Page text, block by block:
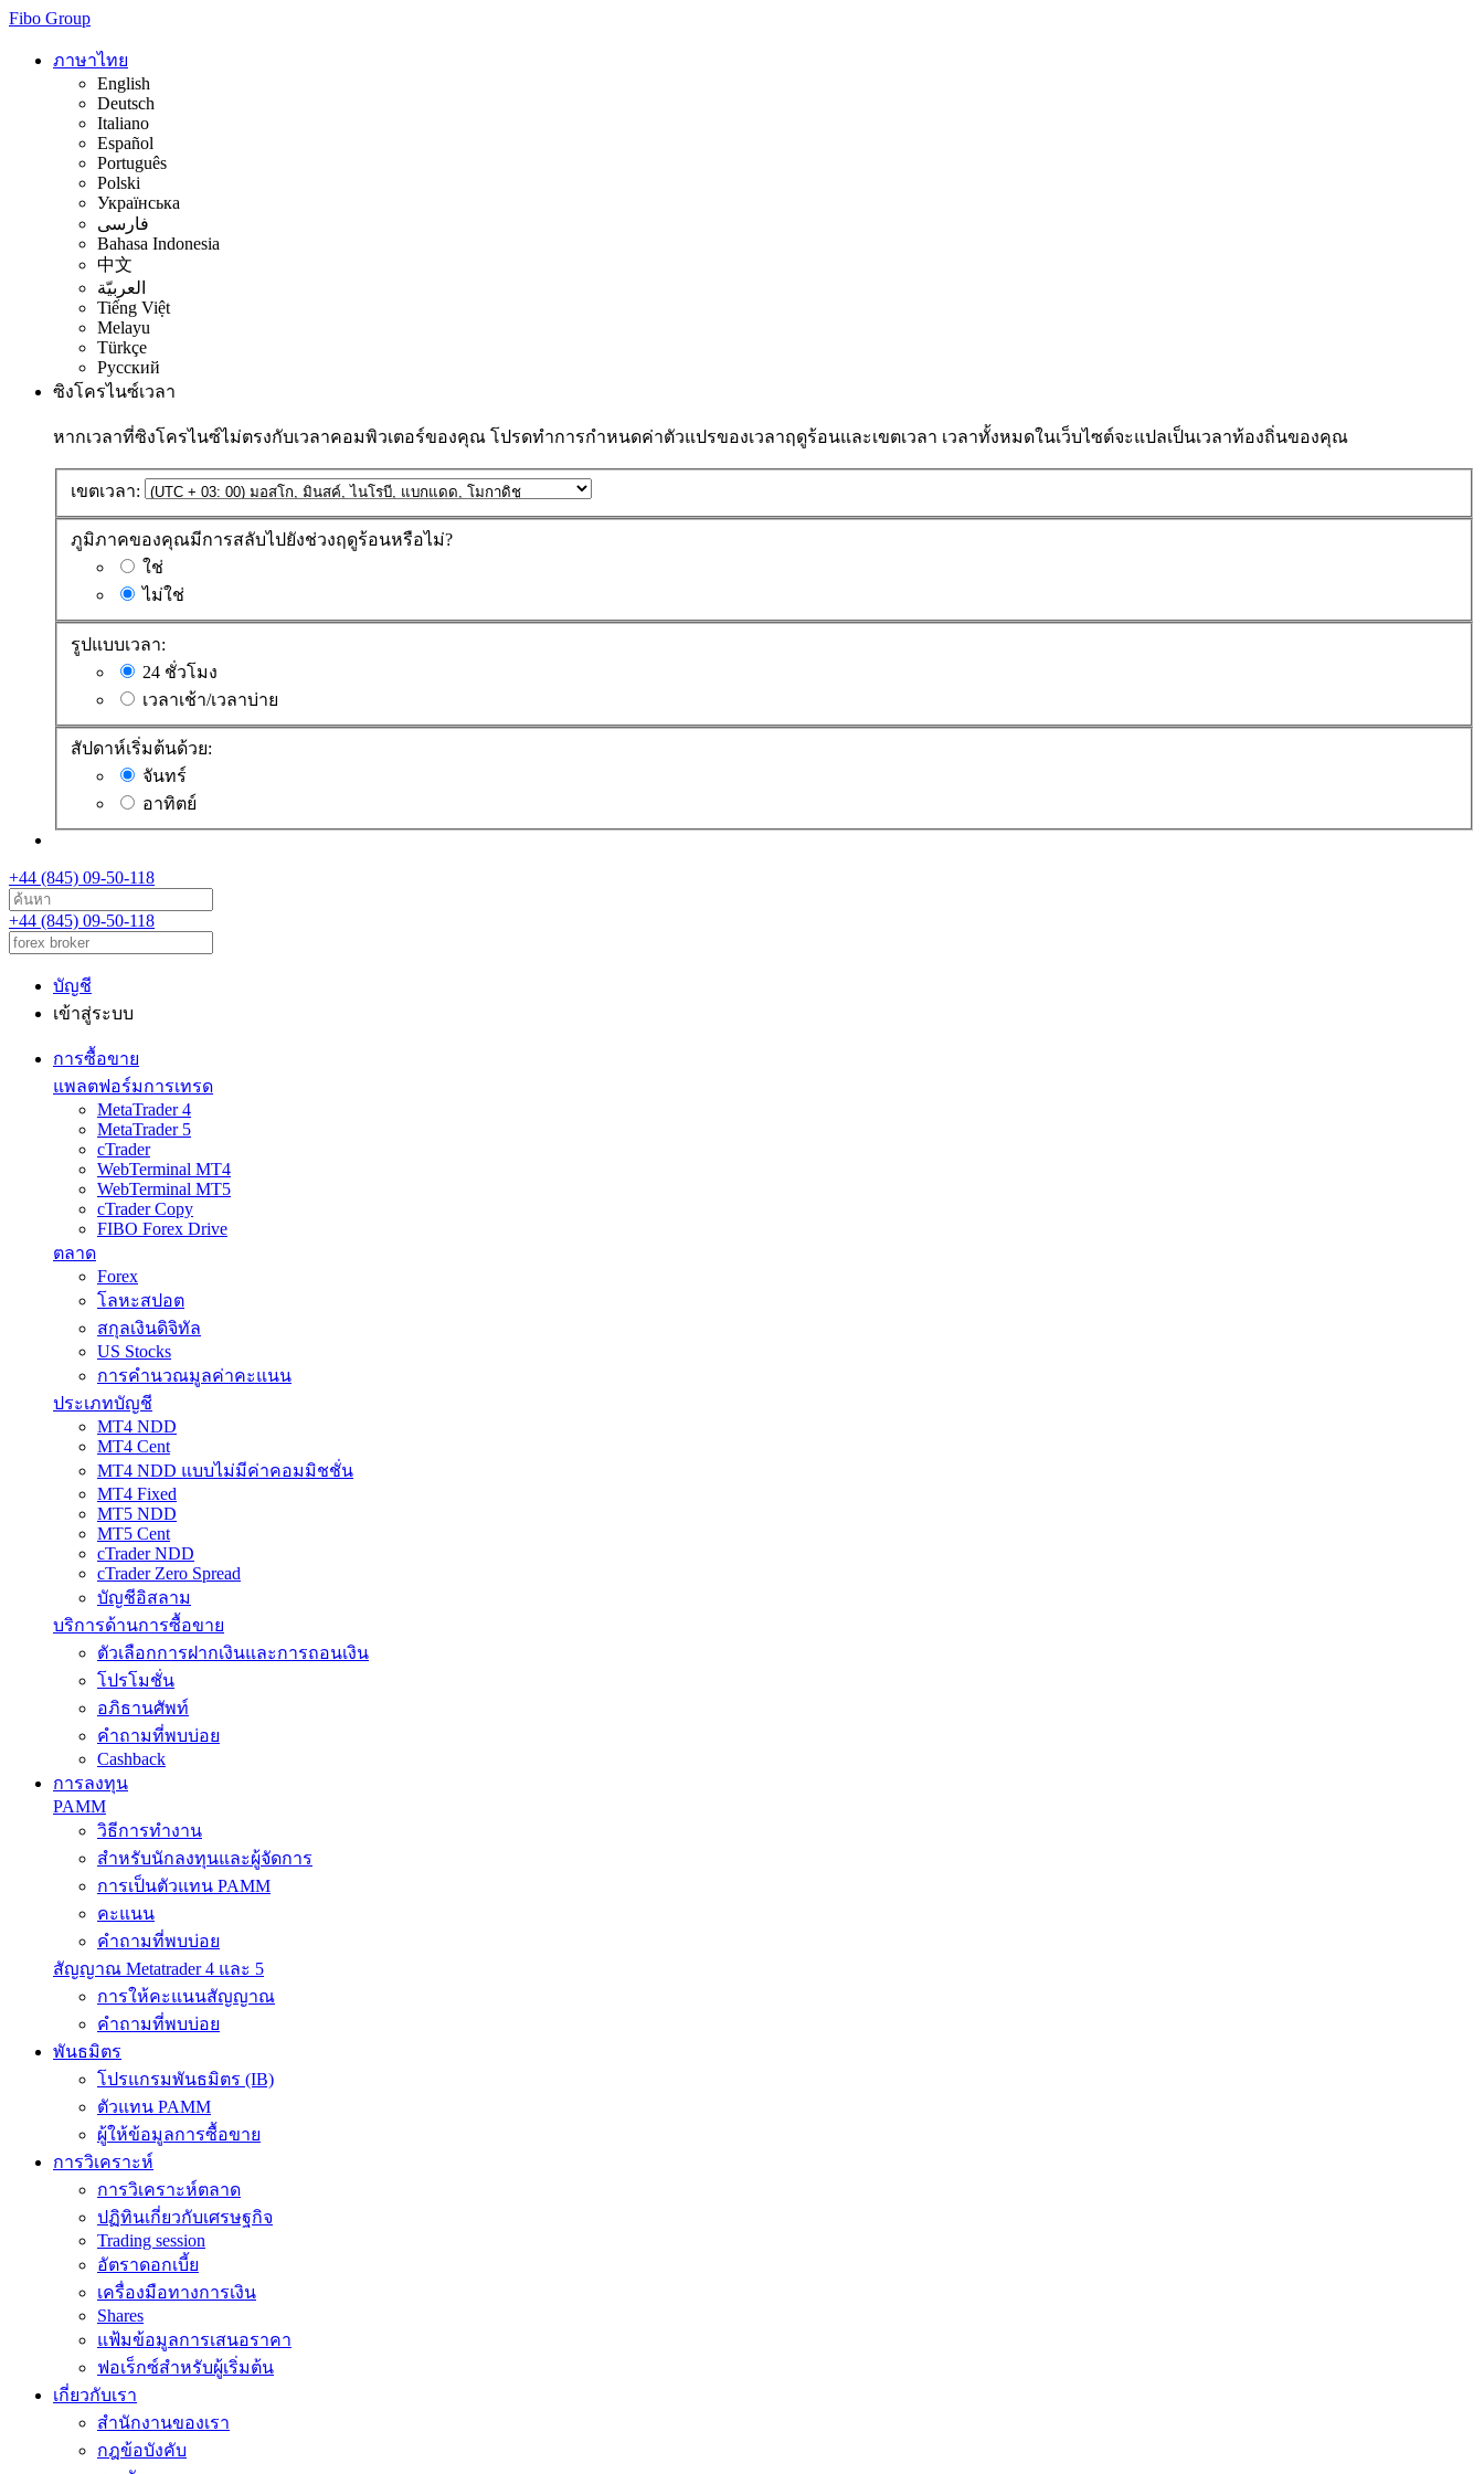
Fibo Group
ภาษาไทย
English
Deutsch
Italiano
Español
Português
Polski
Українська
فارسی
Bahasa Indonesia
中文
العربيّة
Tiếng Việt
Melayu
Türkçe
Русский
ซิงโครไนซ์เวลา
หากเวลาที่ซิงโครไนซ์ไม่ตรงกับเวลาคอมพิวเตอร์ของคุณ โปรดทำการกำหนดค่าตัวแปรของเวลาฤดูร้อนและเขตเวลา เวลาทั้งหมดในเว็บไซต์จะแปลเป็นเวลาท้องถิ่นของคุณ
เขตเวลา:
ภูมิภาคของคุณมีการสลับไปยังช่วงฤดูร้อนหรือไม่?
ใช่
ไม่ใช่
รูปแบบเวลา:
24 ชั่วโมง
เวลาเช้า/เวลาบ่าย
สัปดาห์เริ่มต้นด้วย:
จันทร์
อาทิตย์
+44 (845) 09-50-118
+44 (845) 09-50-118
บัญชี
เข้าสู่ระบบ
การซื้อขาย
แพลตฟอร์มการเทรด
MetaTrader 4
MetaTrader 5
cTrader
WebTerminal MT4
WebTerminal MT5
cTrader Copy
FIBO Forex Drive
ตลาด
Forex
โลหะสปอต
สกุลเงินดิจิทัล
US Stocks
การคำนวณมูลค่าคะแนน
ประเภทบัญชี
MT4 NDD
MT4 Cent
MT4 NDD แบบไม่มีค่าคอมมิชชั่น
MT4 Fixed
MT5 NDD
MT5 Cent
cTrader NDD
cTrader Zero Spread
บัญชีอิสลาม
บริการด้านการซื้อขาย
ตัวเลือกการฝากเงินและการถอนเงิน
โปรโมชั่น
อภิธานศัพท์
คำถามที่พบบ่อย
Cashback
การลงทุน
PAMM
วิธีการทำงาน
สำหรับนักลงทุนและผู้จัดการ
การเป็นตัวแทน PAMM
คะแนน
คำถามที่พบบ่อย
สัญญาณ Metatrader 4 และ 5
การให้คะแนนสัญญาณ
คำถามที่พบบ่อย
พันธมิตร
โปรแกรมพันธมิตร (IB)
ตัวแทน PAMM
ผู้ให้ข้อมูลการซื้อขาย
การวิเคราะห์
การวิเคราะห์ตลาด
ปฏิทินเกี่ยวกับเศรษฐกิจ
Trading session
อัตราดอกเบี้ย
เครื่องมือทางการเงิน
Shares
แฟ้มข้อมูลการเสนอราคา
ฟอเร็กซ์สำหรับผู้เริ่มต้น
เกี่ยวกับเรา
สำนักงานของเรา
กฎข้อบังคับ